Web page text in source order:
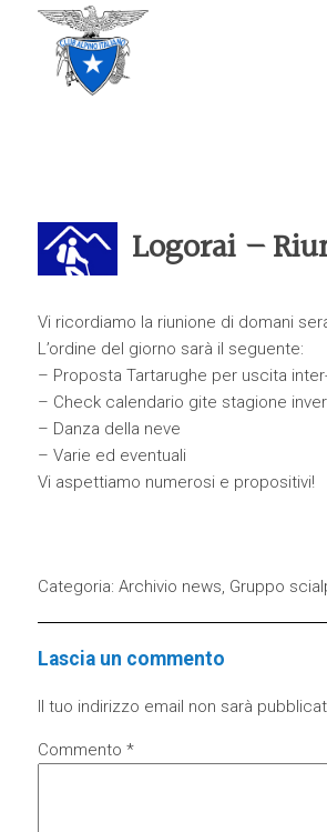
Logorai –
Vi ricordiamo la riunione di domani
L’ordine del giorno sarà il seguente:
– Proposta Tartarughe per uscita
– Check calendario gite stagione
– Danza della neve
– Varie ed eventuali
Vi aspettiamo numerosi e propositivi!
Categoria: Archivio news, Gruppo
Lascia un commento
Il tuo indirizzo email non sarà
Commento *